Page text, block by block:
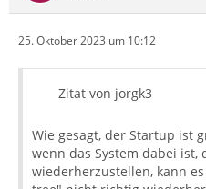
25. Oktober 2023 um 10:12
Zitat von jorgk3
Wie gesagt, der Startup ist
wenn das System dabei ist,
wiederherzustellen, kann